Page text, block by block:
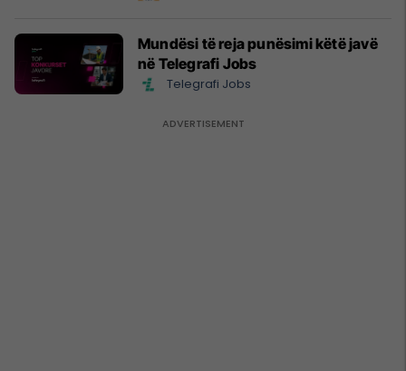
Mundësi të reja punësimi këtë javë
në Telegrafi Jobs
Telegrafi Jobs